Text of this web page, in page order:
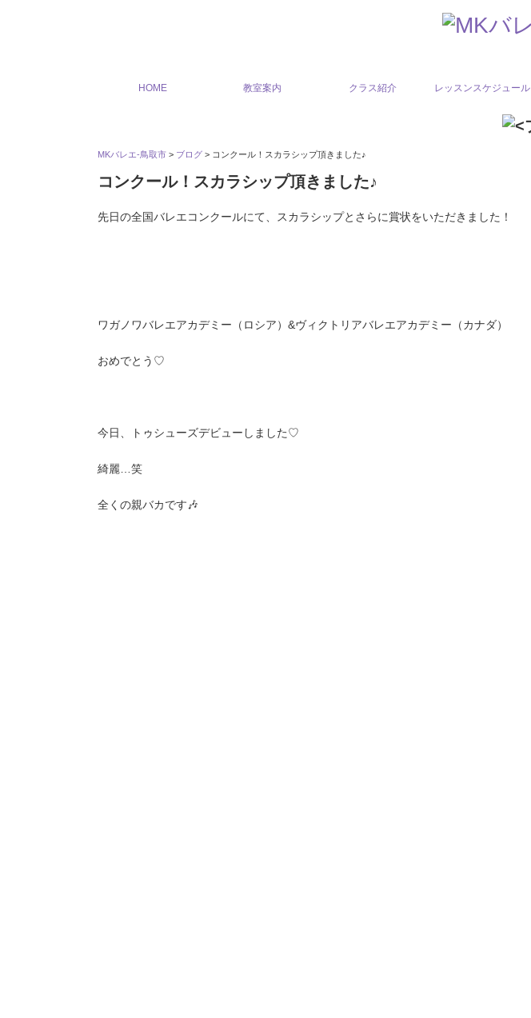
HOME 教室案内 クラス紹介 レッスンスケジュール
MKバレエ-鳥取市 > ブログ > コンクール！スカラシップ頂きました♪
コンクール！スカラシップ頂きました♪
先日の全国バレエコンクールにて、スカラシップとさらに賞状をいただきました！
ワガノワバレエアカデミー（ロシア）&ヴィクトリアバレエアカデミー（カナダ）
おめでとう♡
今日、トゥシューズデビューしました♡
綺麗…笑
全くの親バカです🎶